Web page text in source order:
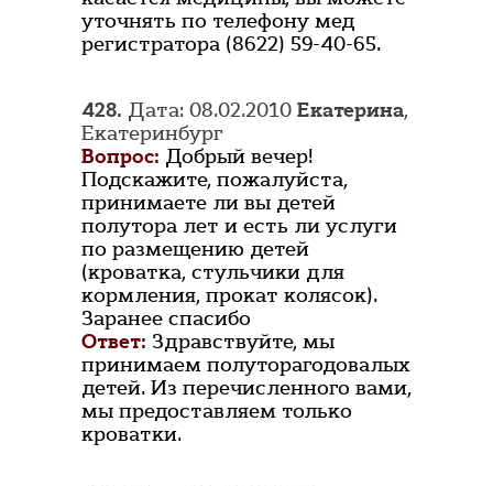
уточнять по телефону мед
регистратора (8622) 59-40-65.
428. Дата: 08.02.2010 Екатерина,
Екатеринбург
Вопрос: Добрый вечер!
Подскажите, пожалуйста,
принимаете ли вы детей
полутора лет и есть ли услуги
по размещению детей
(кроватка, стульчики для
кормления, прокат колясок).
Заранее спасибо
Ответ: Здравствуйте, мы
принимаем полуторагодовалых
детей. Из перечисленного вами,
мы предоставляем только
кроватки.